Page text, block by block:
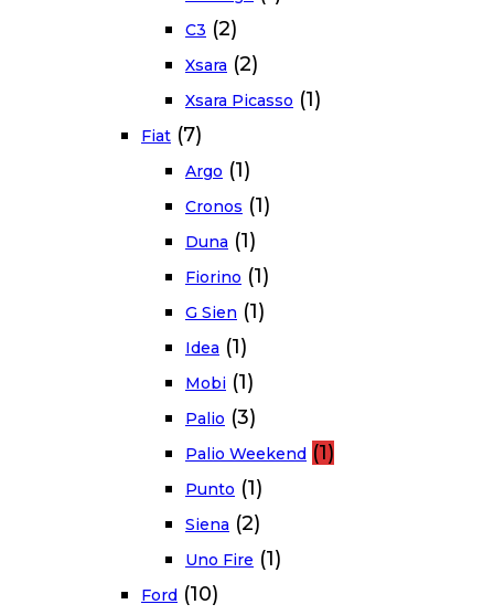
C3 (2)
Xsara (2)
Xsara Picasso (1)
Fiat (7)
Argo (1)
Cronos (1)
Duna (1)
Fiorino (1)
G Sien (1)
Idea (1)
Mobi (1)
Palio (3)
Palio Weekend (1)
Punto (1)
Siena (2)
Uno Fire (1)
Ford (10)